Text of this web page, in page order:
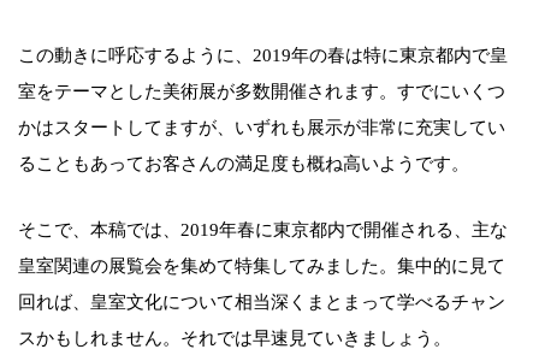
この動きに呼応するように、2019年の春は特に東京都内で皇
室をテーマとした美術展が多数開催されます。すでにいくつ
かはスタートしてますが、いずれも展示が非常に充実してい
ることもあってお客さんの満足度も概ね高いようです。
そこで、本稿では、2019年春に東京都内で開催される、主な
皇室関連の展覧会を集めて特集してみました。集中的に見て
回れば、皇室文化について相当深くまとまって学べるチャン
スかもしれません。それでは早速見ていきましょう。